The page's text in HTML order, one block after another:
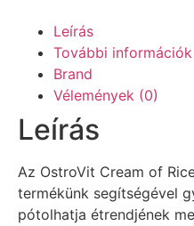
Leírás
További információk
Brand
Vélemények (0)
Leírás
Az OstroVit Cream of
termékünk segítségével
pótolhatja étrendjének